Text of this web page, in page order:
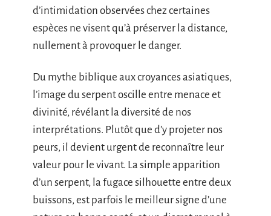
d’intimidation observées chez certaines
espèces ne visent qu’à préserver la distance,
nullement à provoquer le danger.
Du mythe biblique aux croyances asiatiques,
l’image du serpent oscille entre menace et
divinité, révélant la diversité de nos
interprétations. Plutôt que d’y projeter nos
peurs, il devient urgent de reconnaître leur
valeur pour le vivant. La simple apparition
d’un serpent, la fugace silhouette entre deux
buissons, est parfois le meilleur signe d’une